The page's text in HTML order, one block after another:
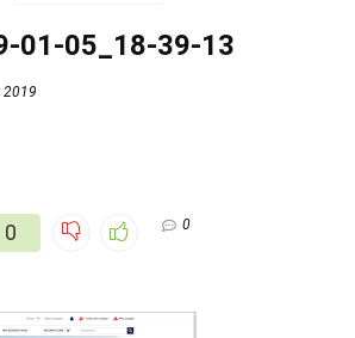
01-05_18-39-13
2019
0 0